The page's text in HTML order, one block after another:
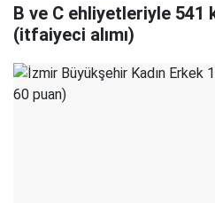
B ve C ehliyetleriyle 541
(itfaiyeci alımı)